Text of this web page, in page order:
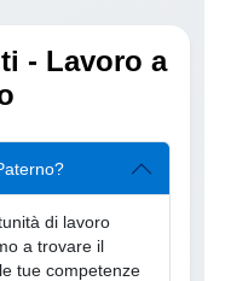
- Lavoro a
di lavoro
a trovare il
tue competenze